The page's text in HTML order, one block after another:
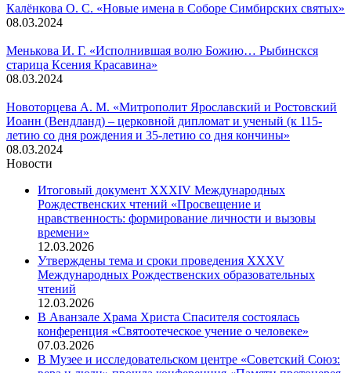
Калёнкова О. С. «Новые имена в Соборе Симбирских святых»
08.03.2024
Менькова И. Г. «Исполнившая волю Божию… Рыбинскся
старица Ксения Красавина»
08.03.2024
Новоторцева А. М. «Митрополит Ярославский и Ростовский
Иоанн (Вендланд) – церковной дипломат и ученый (к 115-
летию со дня рождения и 35-летию со дня кончины»
08.03.2024
Новости
Итоговый документ XXХIV Международных
Рождественских чтений «Просвещение и
нравственность: формирование личности и вызовы
времени»
12.03.2026
Утверждены тема и сроки проведения XXXV
Международных Рождественских образовательных
чтений
12.03.2026
В Аванзале Храма Христа Спасителя состоялась
конференция «Святоотеческое учение о человеке»
07.03.2026
В Музее и исследовательском центре «Советский Союз: